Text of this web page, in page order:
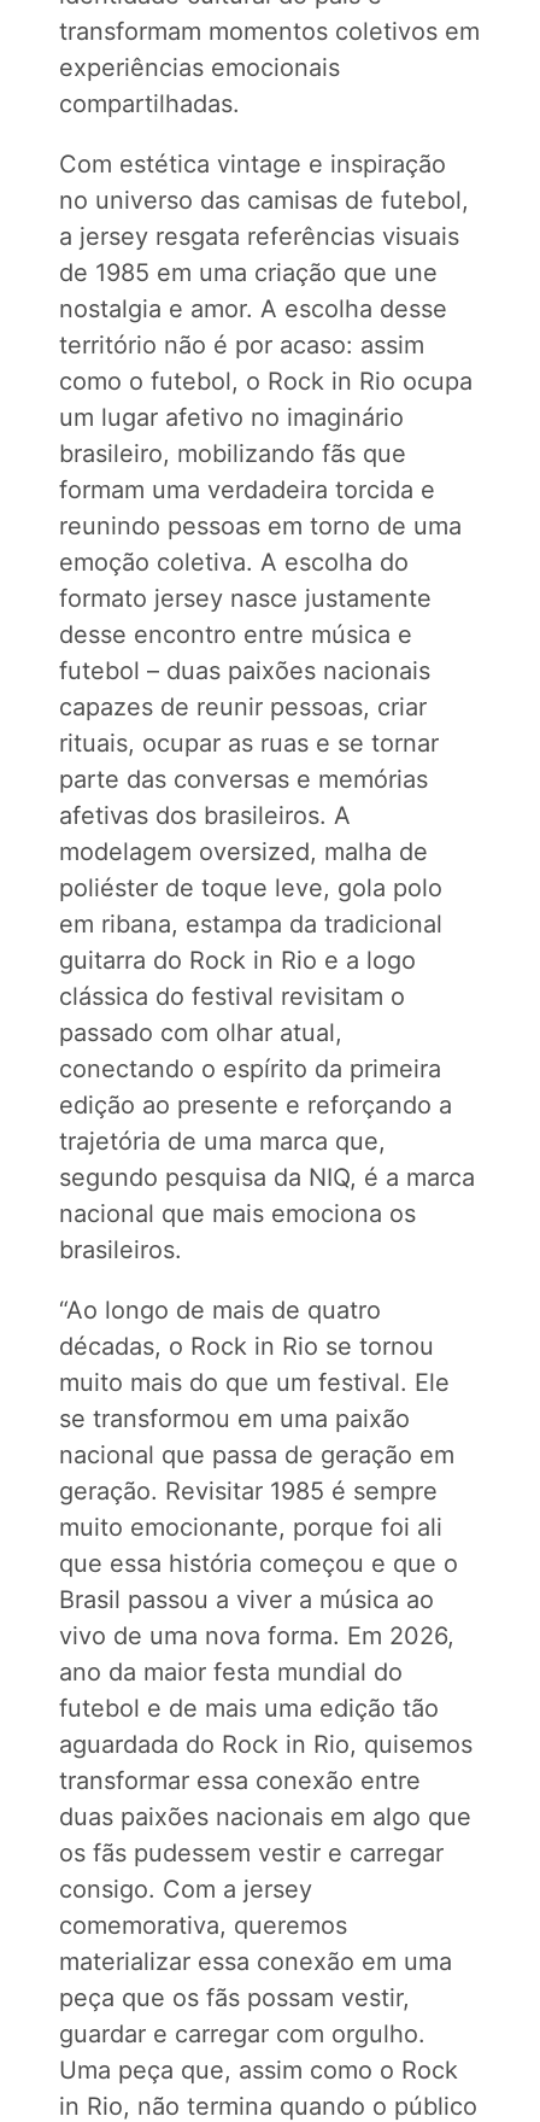
transformam momentos coletivos em
experiências emocionais
compartilhadas.
Com estética vintage e inspiração
no universo das camisas de futebol,
a jersey resgata referências visuais
de 1985 em uma criação que une
nostalgia e amor. A escolha desse
território não é por acaso: assim
como o futebol, o Rock in Rio ocupa
um lugar afetivo no imaginário
brasileiro, mobilizando fãs que
formam uma verdadeira torcida e
reunindo pessoas em torno de uma
emoção coletiva. A escolha do
formato jersey nasce justamente
desse encontro entre música e
futebol – duas paixões nacionais
capazes de reunir pessoas, criar
rituais, ocupar as ruas e se tornar
parte das conversas e memórias
afetivas dos brasileiros. A
modelagem oversized, malha de
poliéster de toque leve, gola polo
em ribana, estampa da tradicional
guitarra do Rock in Rio e a logo
clássica do festival revisitam o
passado com olhar atual,
conectando o espírito da primeira
edição ao presente e reforçando a
trajetória de uma marca que,
segundo pesquisa da NIQ, é a marca
nacional que mais emociona os
brasileiros.
“Ao longo de mais de quatro
décadas, o Rock in Rio se tornou
muito mais do que um festival. Ele
se transformou em uma paixão
nacional que passa de geração em
geração. Revisitar 1985 é sempre
muito emocionante, porque foi ali
que essa história começou e que o
Brasil passou a viver a música ao
vivo de uma nova forma. Em 2026,
ano da maior festa mundial do
futebol e de mais uma edição tão
aguardada do Rock in Rio, quisemos
transformar essa conexão entre
duas paixões nacionais em algo que
os fãs pudessem vestir e carregar
consigo. Com a jersey
comemorativa, queremos
materializar essa conexão em uma
peça que os fãs possam vestir,
guardar e carregar com orgulho.
Uma peça que, assim como o Rock
in Rio, não termina quando o público